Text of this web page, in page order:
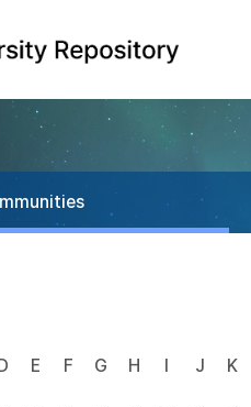
E F G H I J K